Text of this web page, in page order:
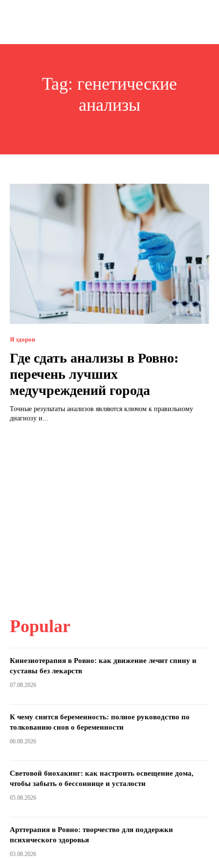
Tag: генетические
анализы
Я здоров
Где сдать анализы в Ровно:
перечень лучших
медучреждений города
Точные результаты анализов являются ключом к правильному
диагнозу и...
Popular
Кинезиотерапия в Ровно: как движение лечит спину и
суставы без лекарств
07.08.2026
К чему снится беременность: полное руководство по
толкованию снов о беременности
06.08.2026
Световой биохакинг: как настроить освещение дома,
чтобы забыть о бессоннице и усталости
05.08.2026
Арттерапия в Ровно: творчество для поддержки
психического здоровья
03.08.2026